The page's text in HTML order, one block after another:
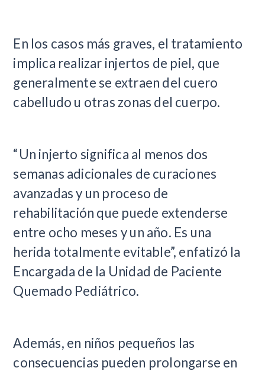
En los casos más graves, el tratamiento
implica realizar injertos de piel, que
generalmente se extraen del cuero
cabelludo u otras zonas del cuerpo.
“Un injerto significa al menos dos
semanas adicionales de curaciones
avanzadas y un proceso de
rehabilitación que puede extenderse
entre ocho meses y un año. Es una
herida totalmente evitable”, enfatizó la
Encargada de la Unidad de Paciente
Quemado Pediátrico.
Además, en niños pequeños las
consecuencias pueden prolongarse en